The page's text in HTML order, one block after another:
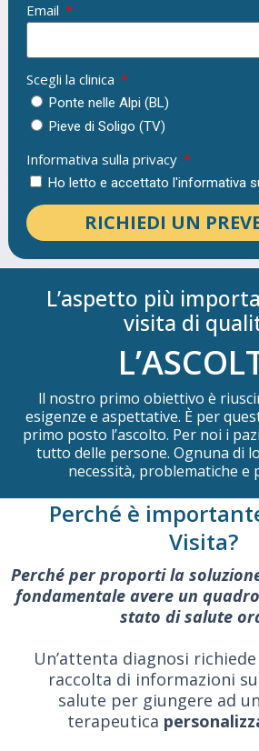
Email
Scegli la clinica
Ponte nelle Alpi (BL)
Pieve di Soligo (TV)
Informativa sulla privacy
Ho letto e accettato l'informativa
RICHIEDI UN
L’aspetto più
visita di
ll nostro primo obiettivo è
esigenze e aspettative. È per
primo posto l’ascolto. Per noi i
tutto delle persone. Ognuna di
necessità, problematiche e
Perché è
Visita?
Perché per proporti la
fondamentale avere un
stato di salute
Un’attenta diagnosi
raccolta di informazioni
salute per giungere ad
terapeutica